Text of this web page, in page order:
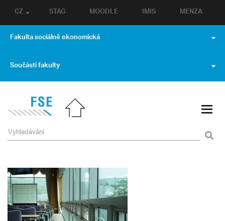
STAG MOODLE IMIS MENZA
CZ
Fakulta sociálně ekonomická
Součásti fakulty